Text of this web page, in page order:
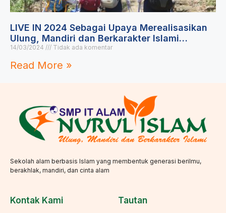
LIVE IN 2024 Sebagai Upaya Merealisasikan
Ulung, Mandiri dan Berkarakter Islami…
14/03/2024 Tidak ada komentar
Read More »
Sekolah alam berbasis Islam yang membentuk generasi berilmu,
berakhlak, mandiri, dan cinta alam
Kontak Kami Tautan